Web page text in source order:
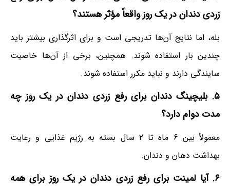
زردی دندان در یک روز واقعاً مؤثر هستند؟
بله، اما نتایج آن‌ها تدریجی است و برای اثرگذاری بیشتر باید
چندین بار استفاده شوند. همچنین، برخی از آن‌ها خاصیت
سایندگی دارند و نباید مکرر استفاده شوند.
۵. بلیچینگ دندان برای رفع زردی دندان در یک روز چه
مدت دوام دارد؟
معمولاً بین ۶ ماه تا ۲ سال بسته به رژیم غذایی و رعایت
بهداشت دهان و دندان.
۶. آیا لمینت برای رفع زردی دندان در یک روز برای همه